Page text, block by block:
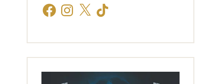
FacebookInstagram
X TikTok